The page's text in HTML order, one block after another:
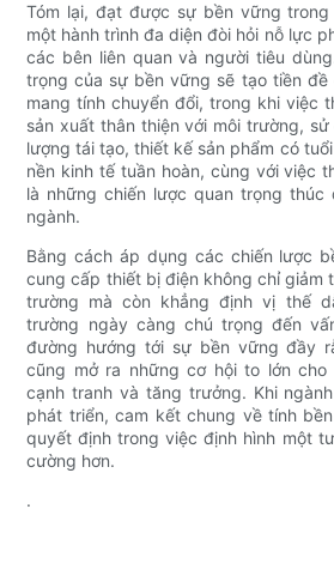
Tóm lại, đạt được sự bền vững
một hành trình đa diện đòi hỏi nỗ lực
các bên liên quan và người tiêu
trọng của sự bền vững sẽ tạo tiền đề
mang tính chuyển đổi, trong khi việc
sản xuất thân thiện với môi trường,
lượng tái tạo, thiết kế sản phẩm có
nền kinh tế tuần hoàn, cùng với việc
là những chiến lược quan trọng
ngành.
Bằng cách áp dụng các chiến lược
cung cấp thiết bị điện không chỉ giảm
trường mà còn khẳng định vị thế
trường ngày càng chú trọng đến
đường hướng tới sự bền vững đầy
cũng mở ra những cơ hội to lớn cho
cạnh tranh và tăng trưởng. Khi
phát triển, cam kết chung về tính
quyết định trong việc định hình một
cường hơn.
.